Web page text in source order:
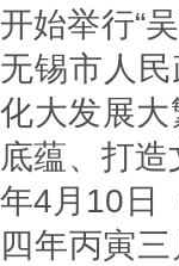
开始举行“
无锡市人
化大发展
底蕴、打
年4月10日
四年丙寅